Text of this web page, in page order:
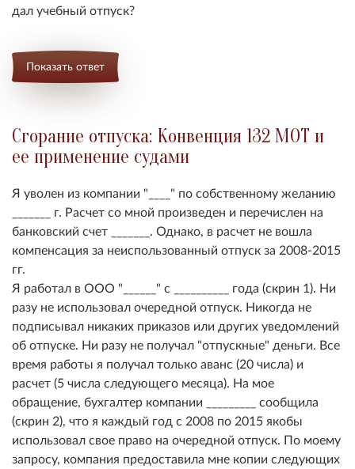
дал учебный отпуск?
Показать ответ
Сгорание отпуска: Конвенция 132 МОТ и
ее применение судами
Я уволен из компании "____" по собственному желанию
_______ г. Расчет со мной произведен и перечислен на
банковский счет _______. Однако, в расчет не вошла
компенсация за неиспользованный отпуск за 2008-2015
гг.
Я работал в ООО "______" с __________ года (скрин 1). Ни
разу не использовал очередной отпуск. Никогда не
подписывал никаких приказов или других уведомлений
об отпуске. Ни разу не получал "отпускные" деньги. Все
время работы я получал только аванс (20 числа) и
расчет (5 числа следующего месяца). На мое
обращение, бухгалтер компании _________ сообщила
(скрин 2), что я каждый год с 2008 по 2015 якобы
использовал свое право на очередной отпуск. По моему
запросу, компания предоставила мне копии следующих